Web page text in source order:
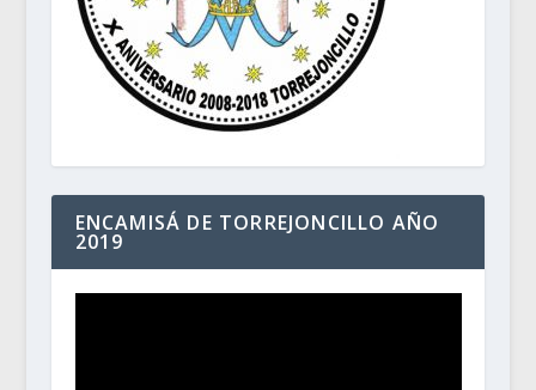
ENCAMISÁ DE TORREJONCILLO AÑO
2019